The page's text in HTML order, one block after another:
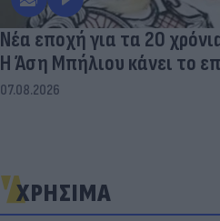
Νέα εποχή για τα 20
Η Άση Μπήλιου κάνει το
07.08.2026
ΧΡΗΣΙΜΑ